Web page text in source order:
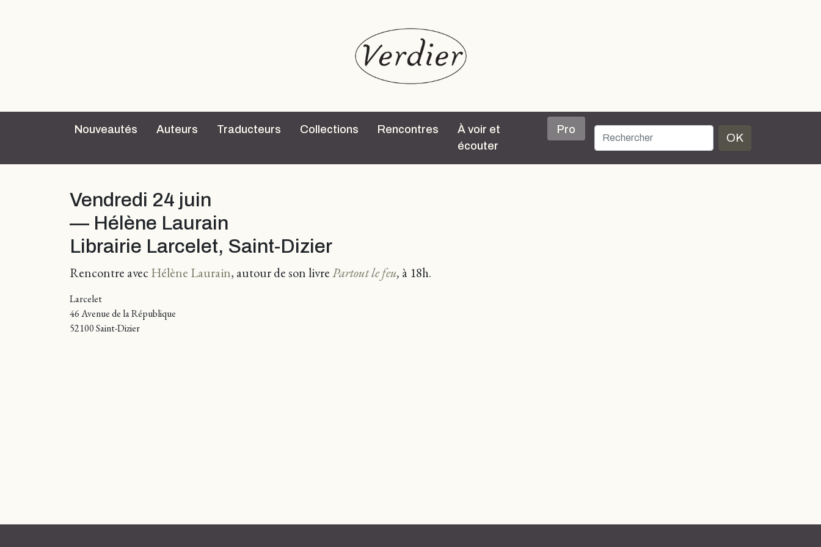
Nouveautés Auteurs Traducteurs Collections Rencontres
À voir et
écouter
Pro
OK
Vendredi 24 juin
— Hélène Laurain
Librairie Larcelet, Saint-Dizier
Rencontre avecHélène Laurain, autour de son livrePartout le feu, à 18h.
Larcelet
46 Avenue de la République
52100 Saint-Dizier